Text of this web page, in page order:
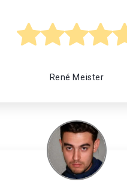
René Meister